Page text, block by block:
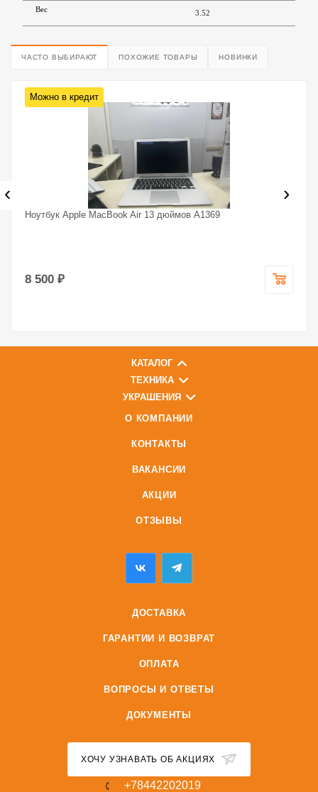
Вес 3.52
ЧАСТО ВЫБИРАЮТ ПОХОЖИЕ ТОВАРЫ НОВИНКИ
Можно в кредит
Ноутбук Apple MacBook Air 13 дюймов A1369
8 500 ₽
‹ ›
КАТАЛОГ
ТЕХНИКА
УКРАШЕНИЯ
О КОМПАНИИ
КОНТАКТЫ
ВАКАНСИИ
АКЦИИ
ОТЗЫВЫ
ДОСТАВКА
ГАРАНТИИ И ВОЗВРАТ
ОПЛАТА
ВОПРОСЫ И ОТВЕТЫ
ДОКУМЕНТЫ
ХОЧУ УЗНАВАТЬ ОБ АКЦИЯХ
+78442202019